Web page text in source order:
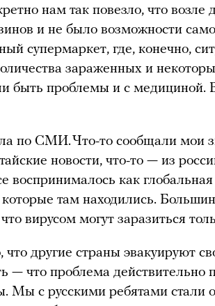
нам так повезло, что возле
и не было возможности
супермаркет, где, конечно,
зараженных и
быть проблемы и с медициной.
по СМИ. Что-то сообщали мои
новости, что-то — из
воспринималось как
там находились.
вирусом могут заразиться
что другие страны эвакуируют
— что проблема действительно
Мы с русскими ребятами стали